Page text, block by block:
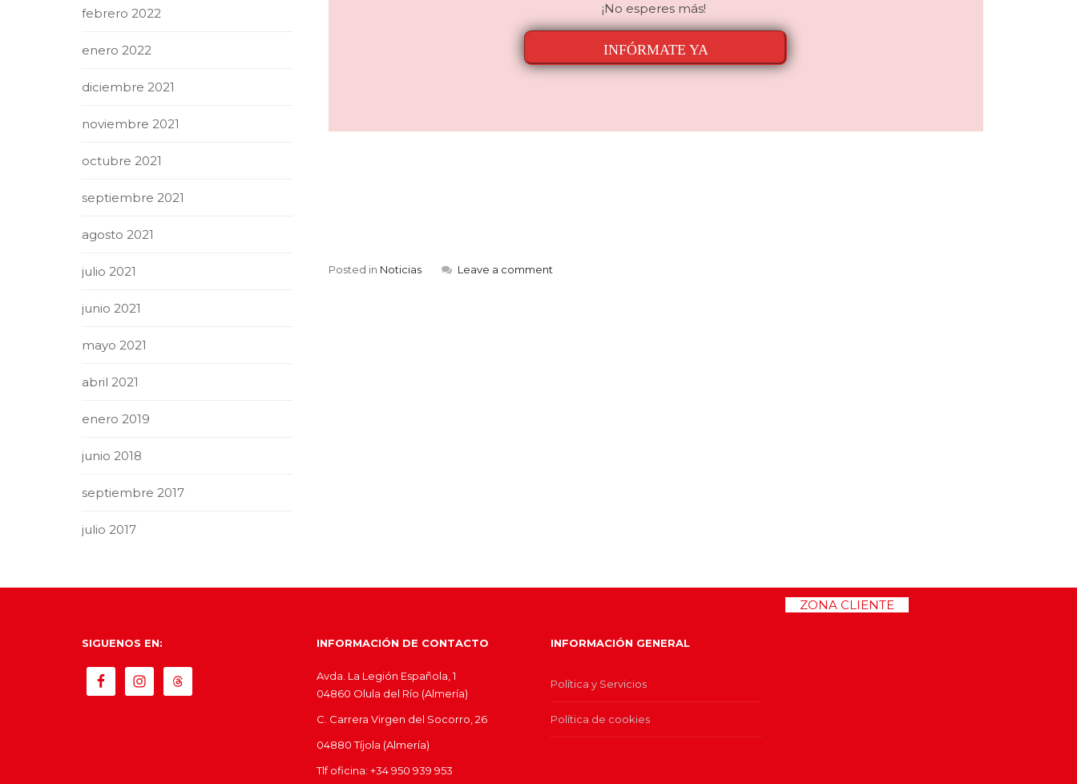
¡No esperes más!
INFÓRMATE YA
Posted in Noticias Leave a comment
febrero 2022
enero 2022
diciembre 2021
noviembre 2021
octubre 2021
septiembre 2021
agosto 2021
julio 2021
junio 2021
mayo 2021
abril 2021
enero 2019
junio 2018
septiembre 2017
julio 2017
SIGUENOS EN: INFORMACIÓN DE CONTACTO
Avda. La Legión Española, 1
04860 Olula del Río (Almería)
C. Carrera Virgen del Socorro, 26
04880 Tíjola (Almería)
Tlf oficina: +34 950 939 953
INFORMACIÓN GENERAL
Política y Servicios
Política de cookies
ZONA CLIENTE<<